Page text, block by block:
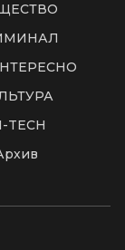
TECH